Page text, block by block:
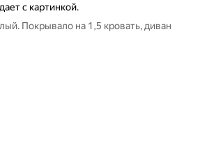
с картинкой.
Покрывало на 1,5 кровать, диван